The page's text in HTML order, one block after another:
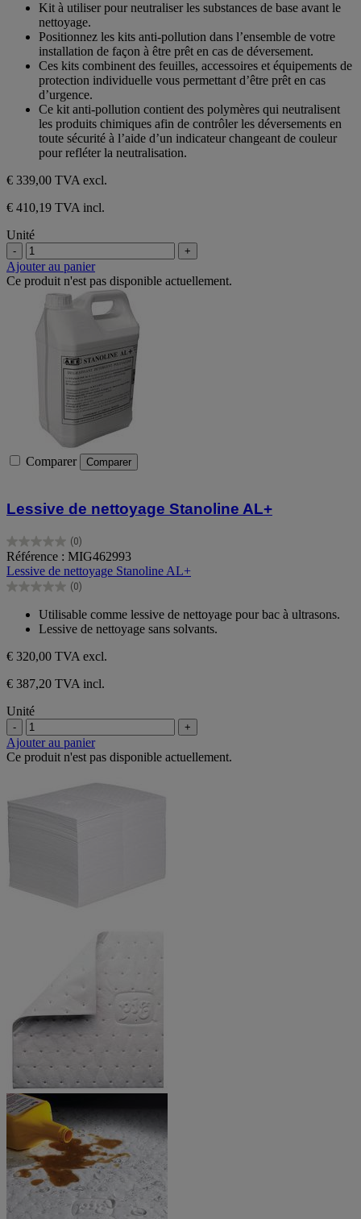
étoiles.
Kit à utiliser pour neutraliser les substances de base avant le
nettoyage.
Positionnez les kits anti-pollution dans l’ensemble de votre
installation de façon à être prêt en cas de déversement.
Ces kits combinent des feuilles, accessoires et équipements de
protection individuelle vous permettant d’être prêt en cas
d’urgence.
Ce kit anti-pollution contient des polymères qui neutralisent
les produits chimiques afin de contrôler les déversements en
toute sécurité à l’aide d’un indicateur changeant de couleur
pour refléter la neutralisation.
€ 339,00 TVA excl.
€ 410,19 TVA incl.
Unité
- +
Ajouter au panier
Ce produit n'est pas disponible actuellement.
Comparer Comparer
Lessive de nettoyage Stanoline AL+
(0)
0.0
sur
5
étoiles.
Référence : MIG462993
Lessive de nettoyage Stanoline AL+
(0)
0.0
étoiles.
Utilisable comme lessive de nettoyage pour bac à ultrasons.
Lessive de nettoyage sans solvants.
€ 320,00 TVA excl.
€ 387,20 TVA incl.
Unité
- +
Ajouter au panier
Ce produit n'est pas disponible actuellement.